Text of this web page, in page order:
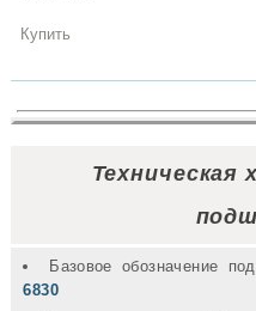
Техническая
Базовое обозначение
6830